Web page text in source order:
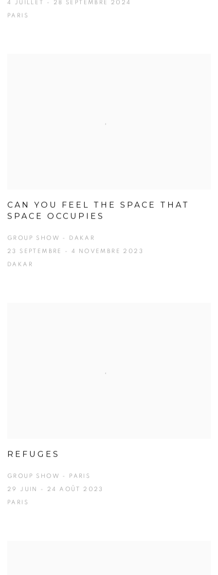
4 JUILLET - 28 SEPTEMBRE 2024
PARIS
CAN YOU FEEL THE SPACE THAT
SPACE OCCUPIES
GROUP SHOW - DAKAR
23 SEPTEMBRE - 4 NOVEMBRE 2023
DAKAR
REFUGES
GROUP SHOW - PARIS
29 JUIN - 24 AOÛT 2023
PARIS